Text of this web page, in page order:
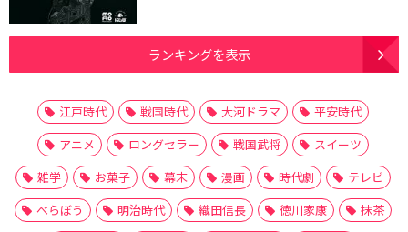
ランキングを表示
江戸時代 戦国時代 大河ドラマ
平安時代
アニメ
ロングセラー 戦国武将
スイーツ
雑学
お菓子 幕末 漫画 時代劇
テレビ
べらぼう
明治時代 織田信長 徳川家康
抹茶